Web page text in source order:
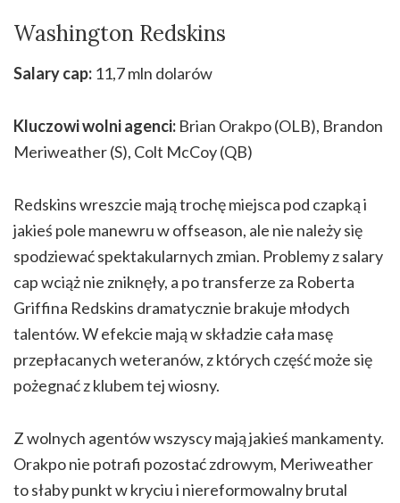
Washington Redskins
Salary cap: 11,7 mln dolarów
Kluczowi wolni agenci: Brian Orakpo (OLB), Brandon
Meriweather (S), Colt McCoy (QB)
Redskins wreszcie mają trochę miejsca pod czapką i
jakieś pole manewru w offseason, ale nie należy się
spodziewać spektakularnych zmian. Problemy z salary
cap wciąż nie zniknęły, a po transferze za Roberta
Griffina Redskins dramatycznie brakuje młodych
talentów. W efekcie mają w składzie cała masę
przepłacanych weteranów, z których część może się
pożegnać z klubem tej wiosny.
Z wolnych agentów wszyscy mają jakieś mankamenty.
Orakpo nie potrafi pozostać zdrowym, Meriweather
to słaby punkt w kryciu i niereformowalny brutal